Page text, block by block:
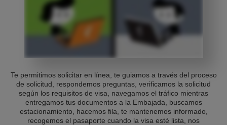
Te permitimos solicitar en línea, te guiamos a través del proceso
de solicitud, respondemos preguntas, verificamos la solicitud
según los requisitos de visa, navegamos el tráfico mientras
entregamos tus documentos a la Embajada, buscamos
estacionamiento, hacemos fila, te mantenemos informado,
recogemos el pasaporte cuando la visa esté lista, nos